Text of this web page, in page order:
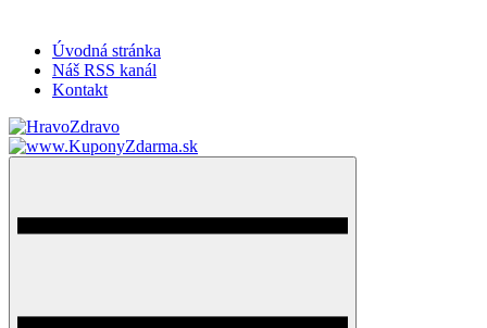
Úvodná stránka
Náš RSS kanál
Kontakt
HravoZdravo.sk
Magazín zdravého života